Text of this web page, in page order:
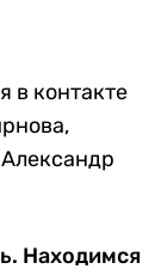
в контакте
Находимся